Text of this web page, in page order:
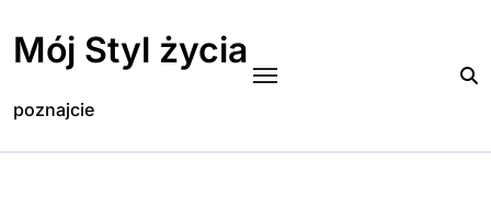
content
Mój Styl życia
poznajcie